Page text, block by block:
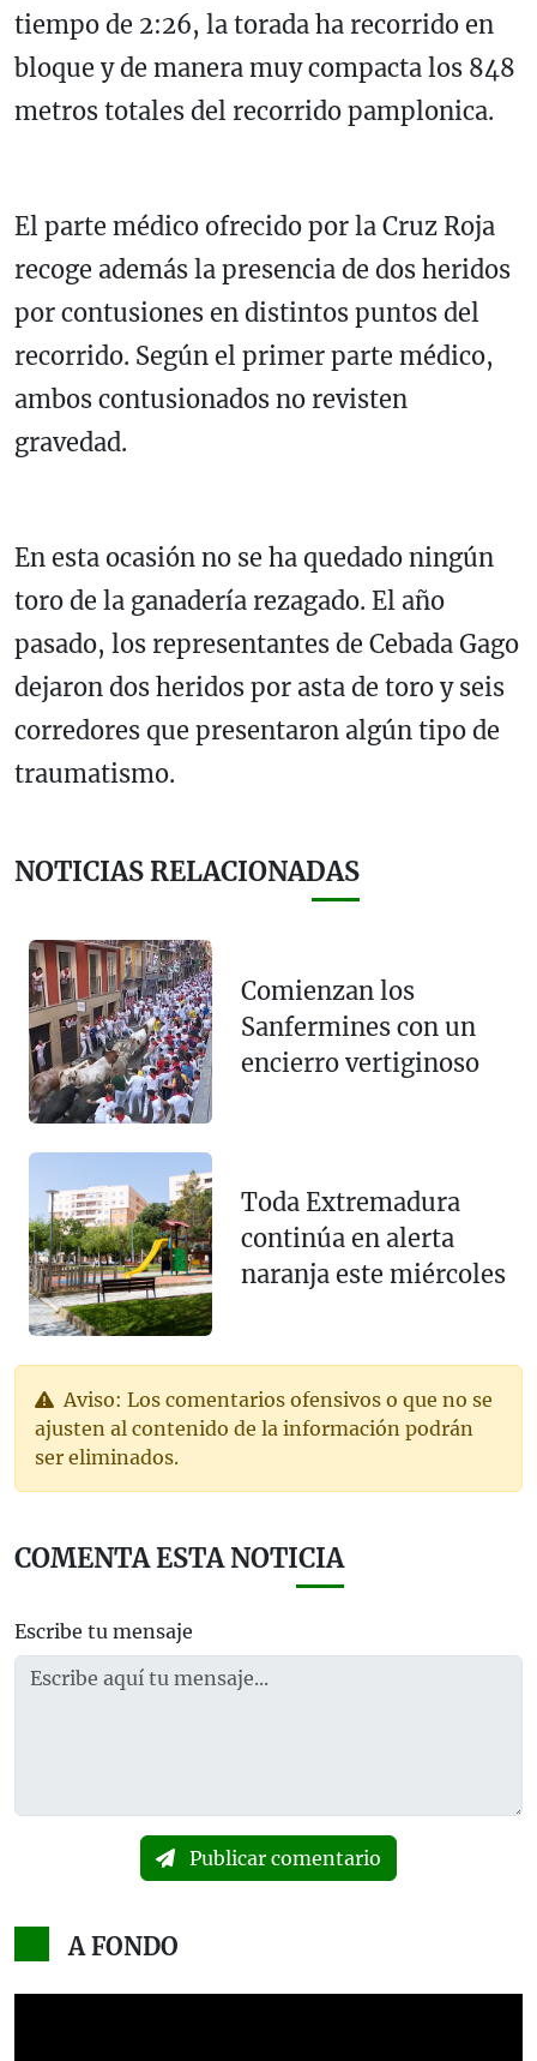
tiempo de 2:26, la torada ha recorrido en
bloque y de manera muy compacta los 848
metros totales del recorrido pamplonica.
El parte médico ofrecido por la Cruz Roja
recoge además la presencia de dos heridos
por contusiones en distintos puntos del
recorrido. Según el primer parte médico,
ambos contusionados no revisten
gravedad.
En esta ocasión no se ha quedado ningún
toro de la ganadería rezagado. El año
pasado, los representantes de Cebada Gago
dejaron dos heridos por asta de toro y seis
corredores que presentaron algún tipo de
traumatismo.
NOTICIAS RELACIONADAS
Comienzan los
Sanfermines con un
encierro vertiginoso
Toda Extremadura
continúa en alerta
naranja este miércoles
Aviso: Los comentarios ofensivos o que no se
ajusten al contenido de la información podrán
ser eliminados.
COMENTA ESTA NOTICIA
Escribe tu mensaje
Publicar comentario
A FONDO